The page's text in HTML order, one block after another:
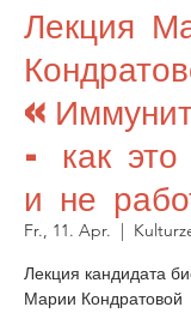
Лекция
- как это
и не
Fr., 11. Apr.
  |
Лекция кандидата
Марии Кондратовой